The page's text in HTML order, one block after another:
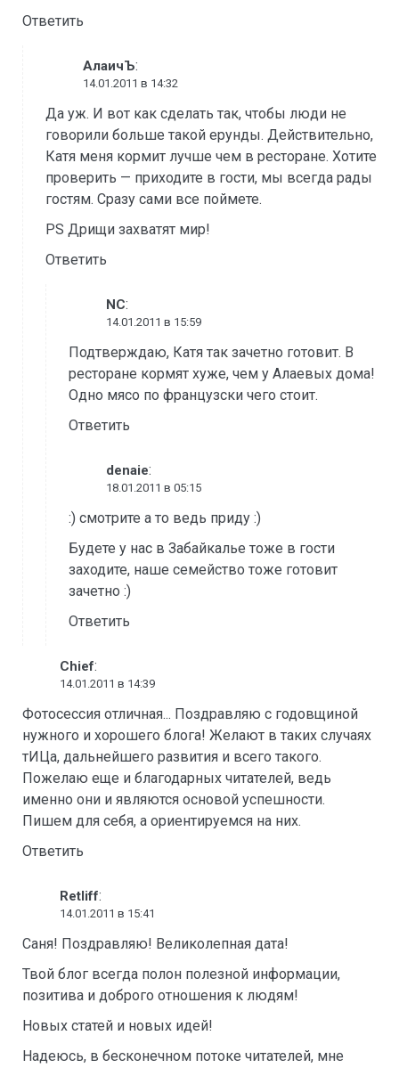
Ответить
АлаичЪ:
14.01.2011 в 14:32
Да уж. И вот как сделать так, чтобы люди не
говорили больше такой ерунды. Действительно,
Катя меня кормит лучше чем в ресторане. Хотите
проверить — приходите в гости, мы всегда рады
гостям. Сразу сами все поймете.
PS Дрищи захватят мир!
Ответить
NC:
14.01.2011 в 15:59
Подтверждаю, Катя так зачетно готовит. В
ресторане кормят хуже, чем у Алаевых дома!
Одно мясо по французски чего стоит.
Ответить
denaie:
18.01.2011 в 05:15
:) смотрите а то ведь приду :)
Будете у нас в Забайкалье тоже в гости
заходите, наше семейство тоже готовит
зачетно :)
Ответить
Chief:
14.01.2011 в 14:39
Фотосессия отличная... Поздравляю с годовщиной
нужного и хорошего блога! Желают в таких случаях
тИЦа, дальнейшего развития и всего такого.
Пожелаю еще и благодарных читателей, ведь
именно они и являются основой успешности.
Пишем для себя, а ориентируемся на них.
Ответить
Retliff:
14.01.2011 в 15:41
Саня! Поздравляю! Великолепная дата!
Твой блог всегда полон полезной информации,
позитива и доброго отношения к людям!
Новых статей и новых идей!
Надеюсь, в бесконечном потоке читателей, мне